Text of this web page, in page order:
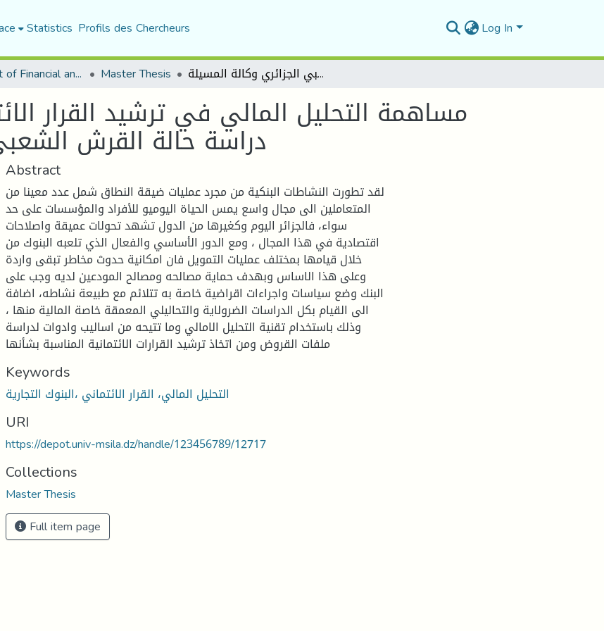
Statistics Profils des Chercheurs Log In
Department of Financial and Accounting Sciences Master Thesis مساهمة التحليل المالي في ترشيد القرار الائتماني في البنوك التجارية دراسة حالة القرش الشعبي الجزائري وكالة المسيلة
مساهمة التحليل المالي في ترشيد القرار
دراسة حالة القرش
Abstract
لقد تطورت النشاطات البنكية من مجرد عمليات ضيقة النطاق شمل عدد معينا من
المتعاملين الى مجال واسع يمس الحياة اليوميو للأفراد والمؤسسات على حد
سواء، فالجزائر اليوم وكغيرها من الدول تشهد تحولات عميقة واصلاحات
اقتصادية في هذا المجال ، ومع الدور الأساسي والفعال الذي تلعبه البنوك من
خلال قيامها بمختلف عمليات التمويل فان امكانية حدوث مخاطر تبقى واردة
وعلى هذا الاساس وبهدف حماية مصالحه ومصالح المودعين لديه وجب على
البنك وضع سياسات واجراءات اقراضية خاصة به تتلائم مع طبيعة نشاطه، اضافة
الى القيام بكل الدراسات الضرولاية والتحاليلي المعمقة خاصة المالية منها ،
وذلك باستخدام تقنية التحليل الامالي وما تتيحه من اساليب وادوات لدراسة
ملفات القروض ومن اتخاذ ترشيد القرارات الائتمانية المناسبة بشأنها
Keywords
التحليل المالي، القرار الائتماني ،البنوك التجارية
URI
https://depot.univ-msila.dz/handle/123456789/12717
Collections
Master Thesis
Full item page